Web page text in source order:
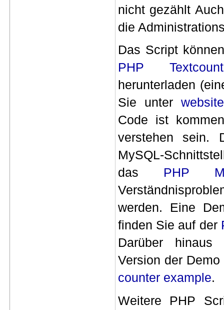
nicht gezählt
die
Das Script
PHP
herunterladen
Sie unter
Code ist
verstehen sein.
MySQL-
das PHP
werden. Eine
finden Sie auf der
Darüber
Version der
counter example.
Weitere PHP